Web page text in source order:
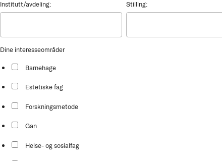
Institutt/avdeling: Stilling:
Dine interesseområder
Barnehage
Estetiske fag
Forskningsmetode
Gan
Helse- og sosialfag